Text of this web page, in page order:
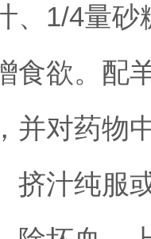
、1/4量
食欲。配
并对药物
挤汁纯服